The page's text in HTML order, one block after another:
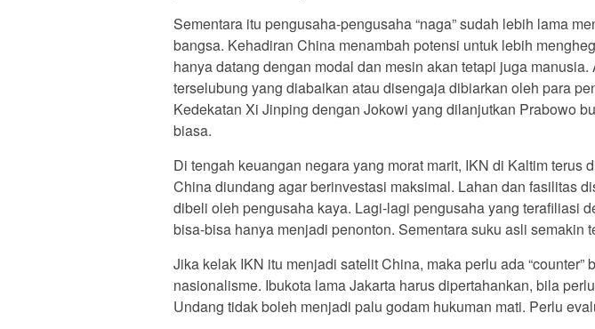
Sementara itu pengusaha-pengusaha “naga” sudah lebih lama
bangsa. Kehadiran China menambah potensi untuk lebih
hanya datang dengan modal dan mesin akan tetapi juga manusia.
terselubung yang diabaikan atau disengaja dibiarkan oleh para
Kedekatan Xi Jinping dengan Jokowi yang dilanjutkan Prabowo
biasa.
Di tengah keuangan negara yang morat marit, IKN di Kaltim terus
China diundang agar berinvestasi maksimal. Lahan dan fasilitas
dibeli oleh pengusaha kaya. Lagi-lagi pengusaha yang terafiliasi
bisa-bisa hanya menjadi penonton. Sementara suku asli semakin
Jika kelak IKN itu menjadi satelit China, maka perlu ada “counter”
nasionalisme. Ibukota lama Jakarta harus dipertahankan, bila
Undang tidak boleh menjadi palu godam hukuman mati. Perlu